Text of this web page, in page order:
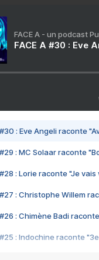
FACE A - un podcast
FACE A #30 : Eve
#30 : Eve Angeli raconte
#29 : MC Solaar raconte
#28 : Lorie raconte "Je vais
#27 : Christophe Willem
#26 : Chimène Badi
#25 : Indochine raconte